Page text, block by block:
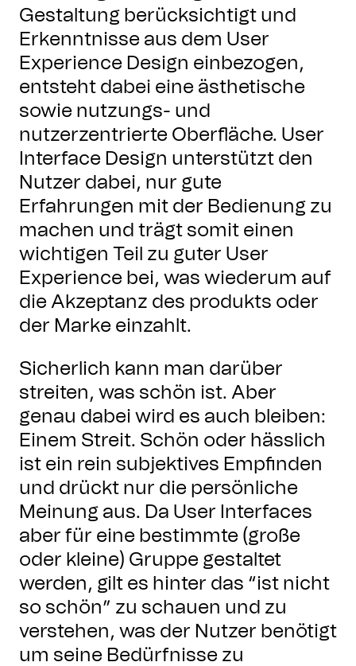
Gestaltung berücksichtigt und
Erkenntnisse aus dem User
Experience Design einbezogen,
entsteht dabei eine ästhetische
sowie nutzungs- und
nutzerzentrierte Oberfläche. User
Interface Design unterstützt den
Nutzer dabei, nur gute
Erfahrungen mit der Bedienung zu
machen und trägt somit einen
wichtigen Teil zu guter User
Experience bei, was wiederum auf
die Akzeptanz des produkts oder
der Marke einzahlt.
Sicherlich kann man darüber
streiten, was schön ist. Aber
genau dabei wird es auch bleiben:
Einem Streit. Schön oder hässlich
ist ein rein subjektives Empfinden
und drückt nur die persönliche
Meinung aus. Da User Interfaces
aber für eine bestimmte (große
oder kleine) Gruppe gestaltet
werden, gilt es hinter das “ist nicht
so schön” zu schauen und zu
verstehen, was der Nutzer benötigt
um seine Bedürfnisse zu